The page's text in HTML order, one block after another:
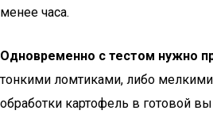
менее часа.
Одновременно с тестом нужно
тонкими ломтиками, либо
обработки картофель в готовой